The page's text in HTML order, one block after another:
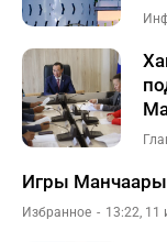
Игры
Избранное 13:22, 11